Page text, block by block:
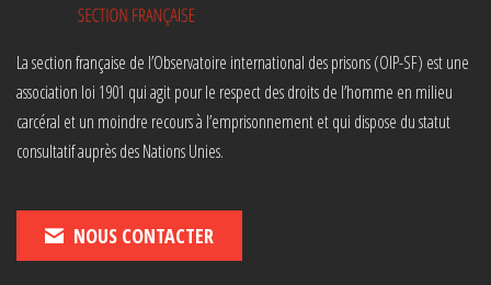
La section française de l’Observatoire international des prisons (OIP-SF) est une
association loi 1901 qui agit pour le respect des droits de l’homme en milieu
carcéral et un moindre recours à l’emprisonnement et qui dispose du statut
consultatif auprès des Nations Unies.
NOUS CONTACTER